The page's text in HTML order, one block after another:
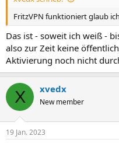
FritzVPN funktioniert glaub
Das ist - soweit ich weiß -
also zur Zeit keine
Aktivierung noch nicht
X xvedx
New member
19 Jan. 2023